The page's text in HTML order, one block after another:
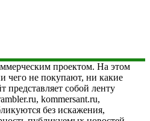
проектом. На этом
чего не покупают, ни какие
представляет собой ленту
kommersant.ru,
без искажения,